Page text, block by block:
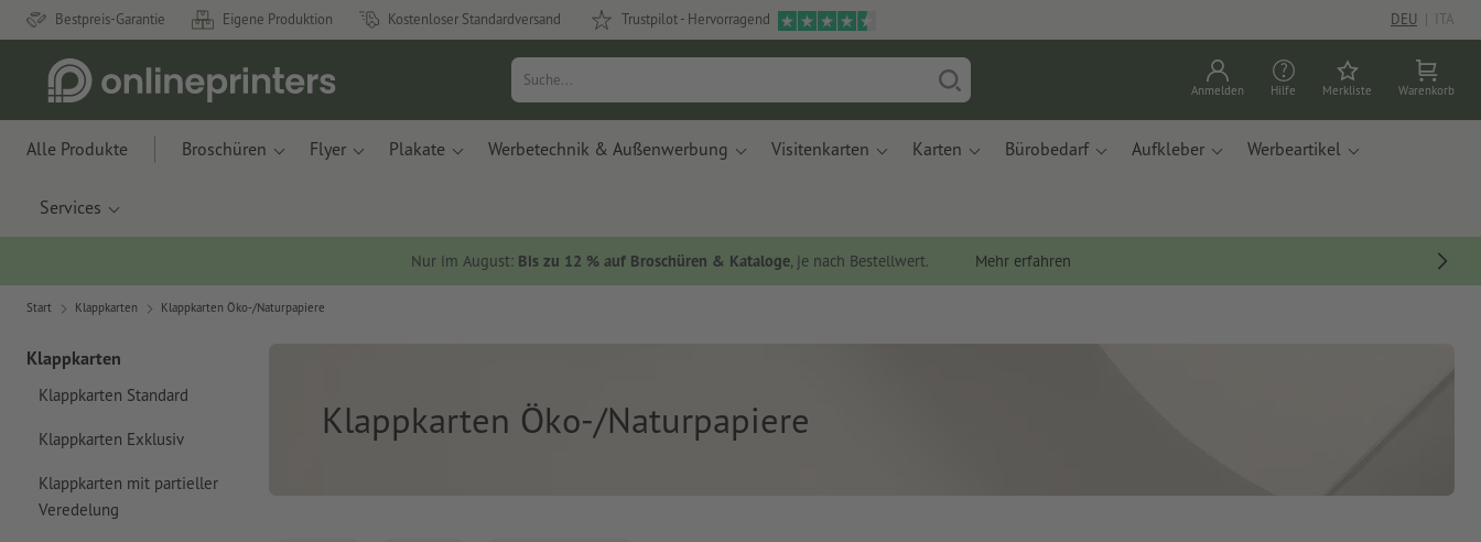
Bestpreis-Garantie Eigene Produktion Kostenloser Standardversand Trustpilot - Hervorragend DEU | ITA
Anmelden Hilfe Merkliste Warenkorb
Alle Produkte Broschüren Flyer Plakate Werbetechnik & Außenwerbung Visitenkarten Karten Bürobedarf Aufkleber Werbeartikel
Services
Nur im August: Bis zu 12 % auf Broschüren & Kataloge, je nach Bestellwert. Mehr erfahren
Start Klappkarten Klappkarten Öko-/Naturpapiere
Klappkarten
Klappkarten Standard
Klappkarten Exklusiv
Klappkarten mit partieller
Veredelung
Klappkarten Öko-/Naturpapiere